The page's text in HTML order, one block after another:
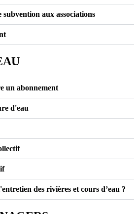
subvention aux associations
un abonnement
d'eau
des rivières et cours d’eau ?